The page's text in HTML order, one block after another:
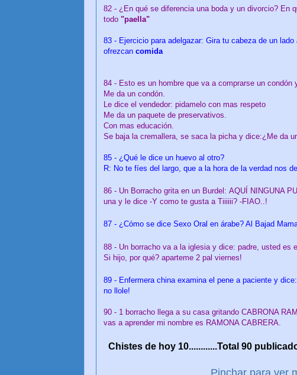
82 - ¿En qué se diferencia una boda y un divorcio? En
todo "paella"
83 - Ejercicio para adelgazar: Gira tu cabeza de un
ofrezcan comida
84 - Esto es un hombre que va a comprarse un condón
Me da un condón.
Le dice el vendedor: pidamelo con mas respeto
Me da un paquete de preservativos.
Con mas educación.
Se baja la cremallera, se saca la picha y dice:¿Me da
85 - ¿Qué le dice un huevo al otro?
R: No te fíes del largo, que a la hora de la verdad nos
86 - Un Borracho grita en un Burdel: AQUÍ
NINGUNA
una y le dice -Y como te gusta a Tiiiiii? -FIAO..!
87 - ¿Cómo se dice Sexo Oral en árabe? Al Bajad
88 - Un borracho va a la iglesia y dice: padre, usted es
Si hijo, por qué? aparteme 2 pal viernes!
89 - Enfermera china examina el pene a paciente y
no llole!
90 - 1 borracho llega a su casa gritando CABRONA
vas a aprender mi nombre es RAMONA CABRERA.
Chistes de hoy 10............Total 90
Pinchar para ver
CULIBLANCO por